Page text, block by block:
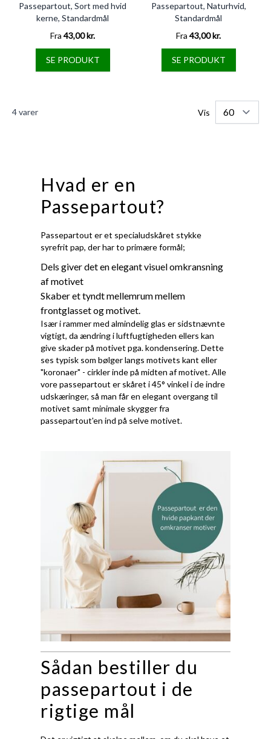
Passepartout, Sort med hvid
kerne, Standardmål
Fra 43,00 kr.
SE PRODUKT
Passepartout, Naturhvid,
Standardmål
Fra 43,00 kr.
SE PRODUKT
4varer Vis
Hvad er en
Passepartout?
Passepartout er et specialudskåret stykke
syrefrit pap, der har to primære formål;
Dels giver det en elegant visuel omkransning
af motivet
Skaber et tyndt mellemrum mellem
frontglasset og motivet.
Især i rammer med almindelig glas er sidstnævnte
vigtigt, da ændring i luftfugtigheden ellers kan
give skader på motivet pga. kondensering. Dette
ses typisk som bølger langs motivets kant eller
"koronaer" - cirkler inde på midten af motivet. Alle
vore passepartout er skåret i 45° vinkel i de indre
udskæringer, så man får en elegant overgang til
motivet samt minimale skygger fra
passepartout'en ind på selve motivet.
Sådan bestiller du
passepartout i de
rigtige mål